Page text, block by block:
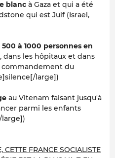
blanc à Gaza et qui a été
qui est Juif (Israel,
500 à 1000 personnes en
, dans les hôpitaux et dans
commandement du
large])
au Vitenam faisant jusqu'à
parmi les enfants
large])
CETTE FRANCE SOCIALISTE